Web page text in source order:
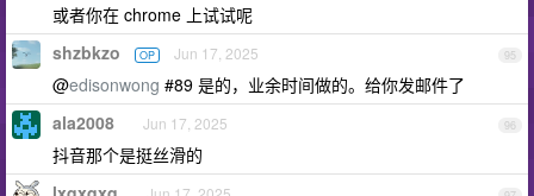
或者你在 chrome 上试试呢
95
shzbkzo OP Jun 17, 2025
@edisonwong #89 是的，业余时间做的。给你发邮件了
96
ala2008 Jun 17, 2025
抖音那个是挺丝滑的